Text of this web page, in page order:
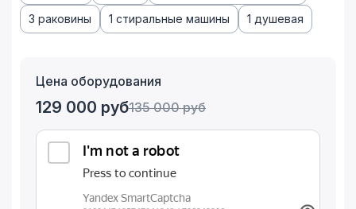
3 раковины 1 стиральные машины 1 душевая
Цена оборудования
129 000 руб135 000руб